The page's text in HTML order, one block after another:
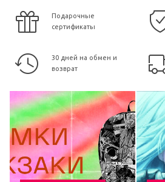
Подарочные
сертификаты
30 дней на обмен и
возврат